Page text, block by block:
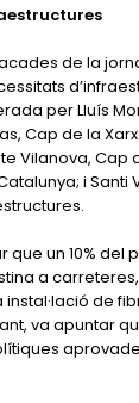
de la
per Lluís
Cap de la
Vilanova, Cap
i Santi
que un 10% del
a
de
va apuntar